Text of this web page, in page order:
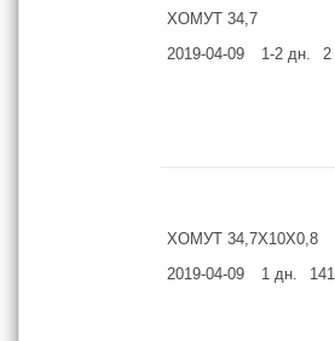
ХОМУТ 34,7
2019-04-09
1-2 дн. 2
ХОМУТ 34,7X10X0,8
2019-04-09
1 дн. 141